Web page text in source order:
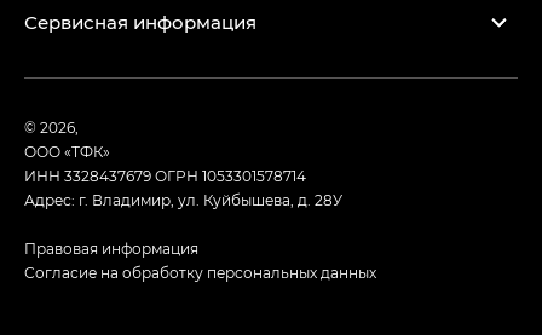
Сервисная информация
© 2026,
ООО «ТФК»
ИНН 3328437679ОГРН 1053301578714
Адрес: г. Владимир, ул. Куйбышева, д. 28У
Правовая информация
Согласие на обработку персональных данных